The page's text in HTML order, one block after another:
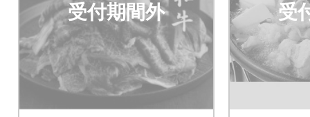
受付期間外 受